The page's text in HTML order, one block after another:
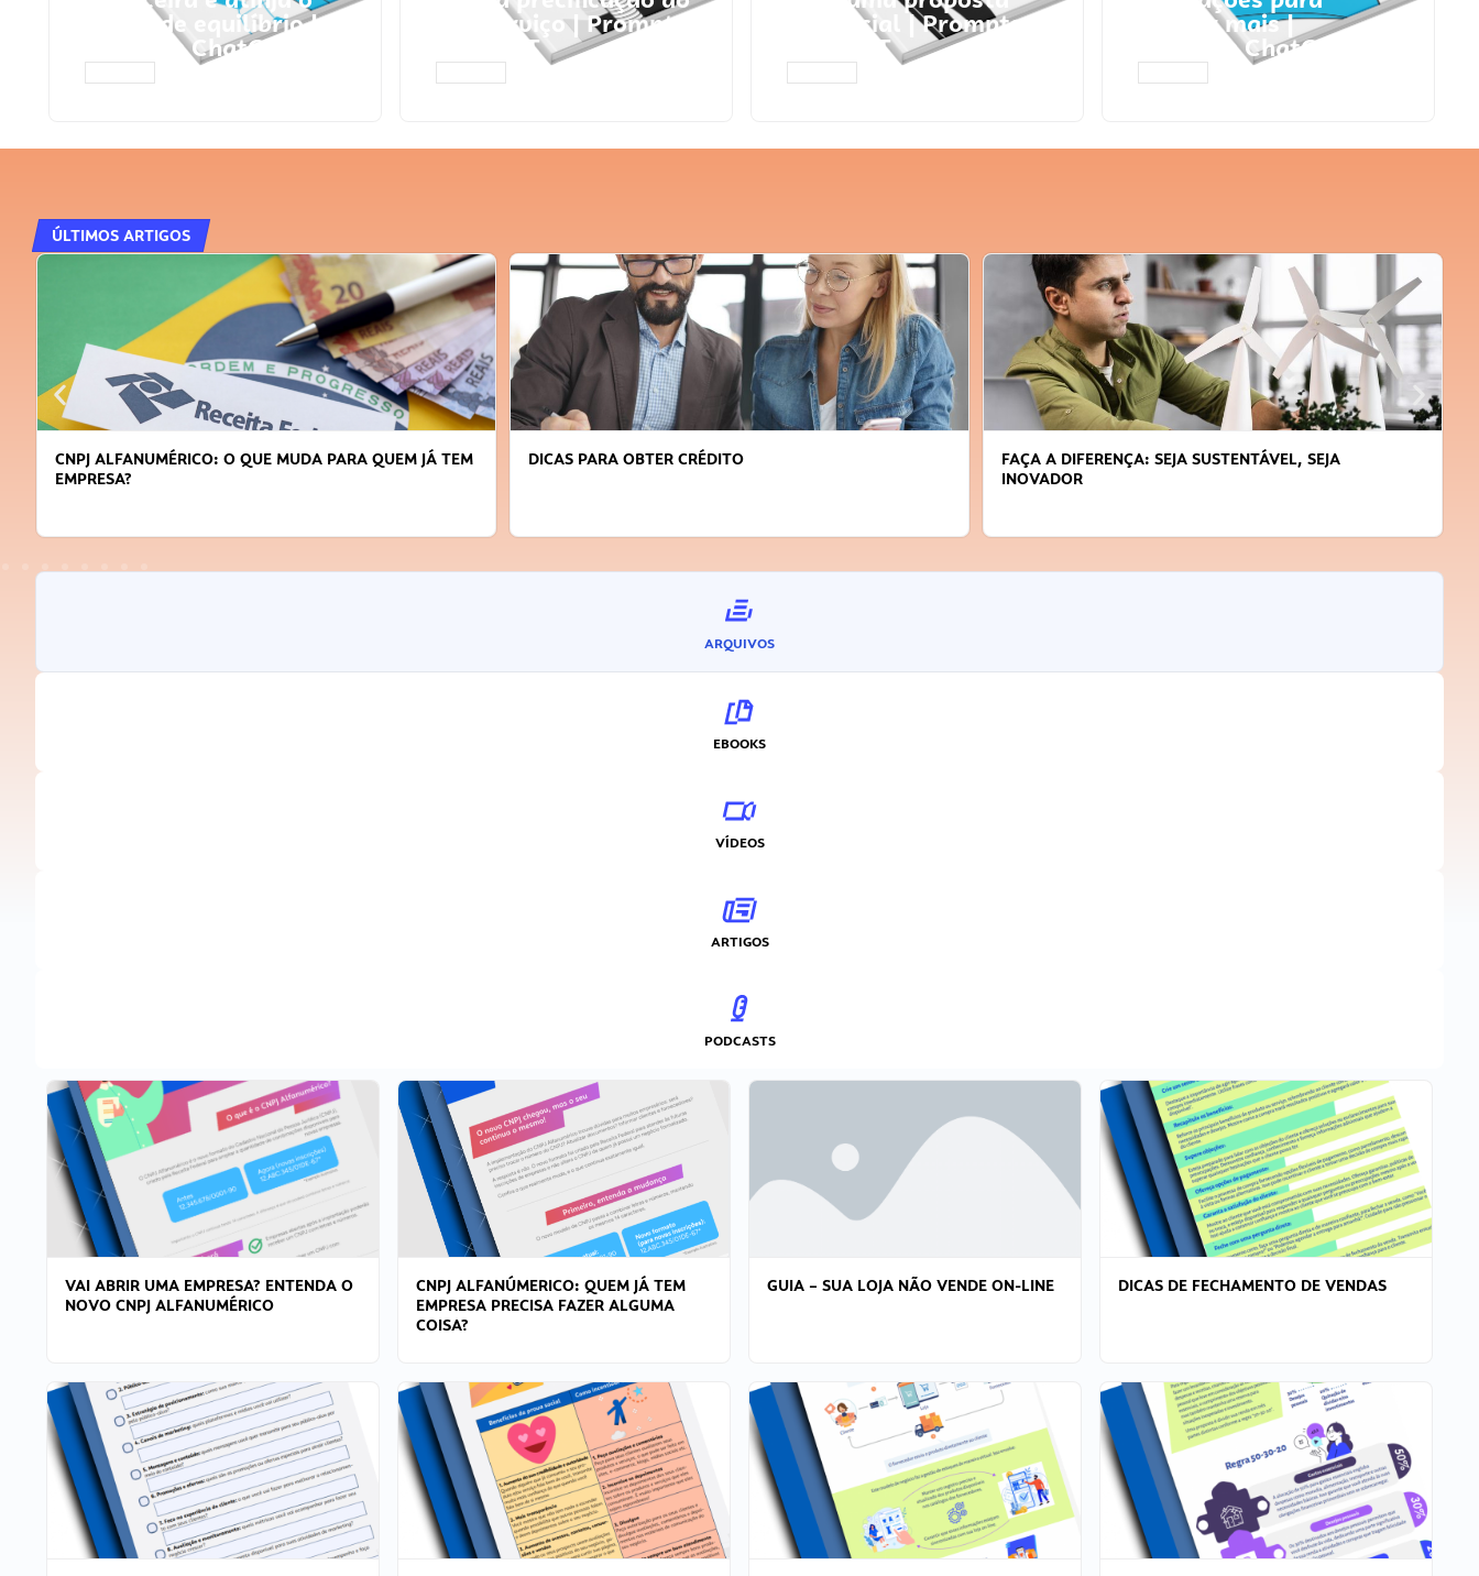
ponto de equilíbrio |
Prompts ChatGPT
seu serviço | Prompts
ChatGPT
comercial | Prompts
ChatGPT
vender mais |
Prompts ChatGPT
ÚLTIMOS ARTIGOS
CNPJ ALFANUMÉRICO: O QUE MUDA PARA QUEM JÁ TEM
EMPRESA?
DICAS PARA OBTER CRÉDITO
FAÇA A DIFERENÇA: SEJA SUSTENTÁVEL, SEJA
INOVADOR
ARQUIVOS
EBOOKS
VÍDEOS
ARTIGOS
PODCASTS
VAI ABRIR UMA EMPRESA? ENTENDA O
NOVO CNPJ ALFANUMÉRICO
CNPJ ALFANÚMERICO: QUEM JÁ TEM
EMPRESA PRECISA FAZER ALGUMA
COISA?
GUIA – SUA LOJA NÃO VENDE ON-LINE DICAS DE FECHAMENTO DE VENDAS